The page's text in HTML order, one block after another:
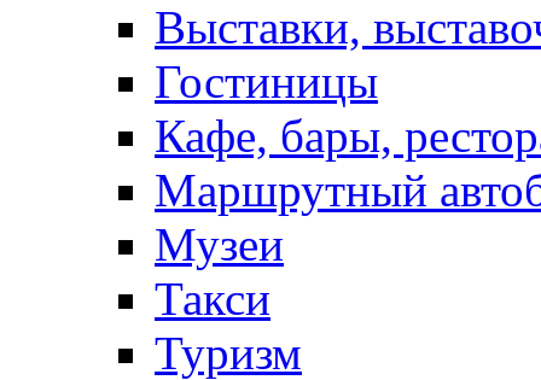
Выставки,
Гостиницы
Кафе, бары,
Маршрутный
Музеи
Такси
Туризм